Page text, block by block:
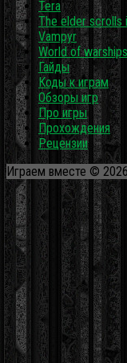
Tera
The elder scrolls
Vampyr
World of warships
Гайды
Коды к играм
Обзоры игр
Про игры
Прохождения
Рецензии
Играем вместе ©